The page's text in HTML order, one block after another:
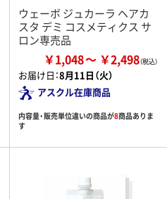
ウェーボ ジュカーラ ヘアカ
スタ デミ コスメティクス サ
ロン専売品
￥1,048 ￥2,498
お届け日：8月11日（火）
アスクル在庫商品
内容量・販売単位違いの商品が8商品ありま
す